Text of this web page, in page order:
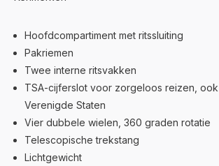
Hoofdcompartiment met ritssluiting
Pakriemen
Twee interne ritsvakken
TSA-cijferslot voor zorgeloos reizen,
Verenigde Staten
Vier dubbele wielen, 360 graden rotatie
Telescopische trekstang
Lichtgewicht